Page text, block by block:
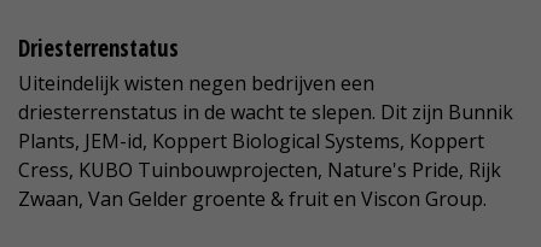
Driesterrenstatus
Uiteindelijk wisten negen bedrijven een
driesterrenstatus in de wacht te slepen. Dit zijn Bunnik
Plants, JEM-id, Koppert Biological Systems, Koppert
Cress, KUBO Tuinbouwprojecten, Nature's Pride, Rijk
Zwaan, Van Gelder groente & fruit en Viscon Group.